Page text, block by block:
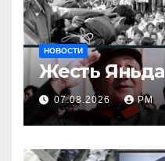
НОВОСТИ
Жесть Яньда
07.08.2026 РМ